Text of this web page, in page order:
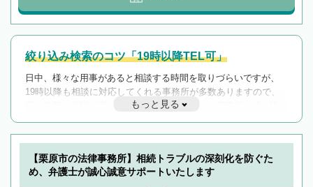
絞り込み検索のコツ「19時以降TEL可」
日中、様々な用事があると相談する時間を取りづらいですが、
19時以降も相談に対応してくれる事務所が多数ありますので、
遅い時間の相談が増えそうな場合はそのような事務所に絞り込
んで検索してみましょう。
19時以降TEL可の条件
を加えて再検索
もっと見る
【栗原市の法律事務所】相続トラブルの深刻化を防ぐた
め、弁護士が誠心誠意サポートいたします